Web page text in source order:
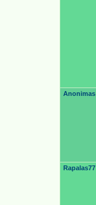
Anonimas
Rapalas77